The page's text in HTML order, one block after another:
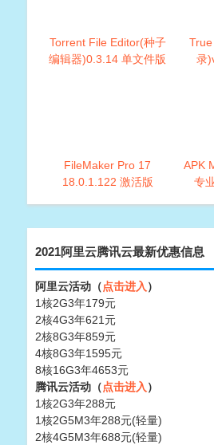
Torrent File Editor(种子
编辑器)0.3.14 单文件版
录
FileMaker Pro 17
18.0.1.122 激活版
APK
专
2021阿里云腾讯云最新优惠信息
阿里云活动（点击进入）
1核2G3年179元
2核4G3年621元
2核8G3年859元
4核8G3年1595元
8核16G3年4653元
腾讯云活动（点击进入）
1核2G3年288元
1核2G5M3年288元(轻量)
2核4G5M3年688元(轻量)